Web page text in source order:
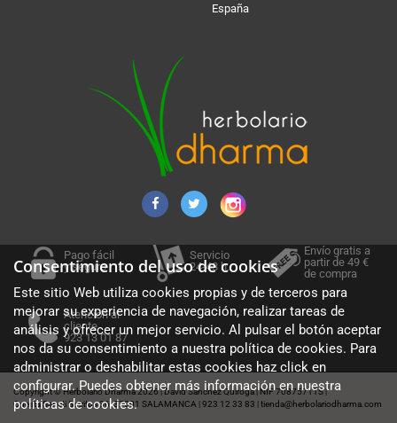
España
Pago fácil
y seguro
Servicio
24-48 h.
Envío gratis a
partir de 49 €
de compra
Atención al
cliente
923 13 01 87
Copyright © Herbolario Dharma 2026 | David Sánchez Quiroga NIF 70875711S |
Cuesta Sancti Spiritus 36, 37001 SALAMANCA 923 12 33 83 tienda@herbolariodharma.com
Consentimiento del uso de cookies
Este sitio Web utiliza cookies propias y de terceros para
mejorar su experiencia de navegación, realizar tareas de
análisis y ofrecer un mejor servicio. Al pulsar el botón aceptar
nos da su consentimiento a nuestra política de cookies. Para
administrar o deshabilitar estas cookies haz click en
configurar. Puedes obtener más información en nuestra
políticas de cookies.